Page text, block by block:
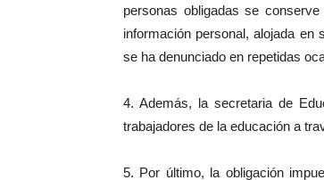
personas obligadas se
información personal, alojada
se ha denunciado en repetidas
4. Además, la secretaria de
trabajadores de la educación a
5. Por último, la obligación